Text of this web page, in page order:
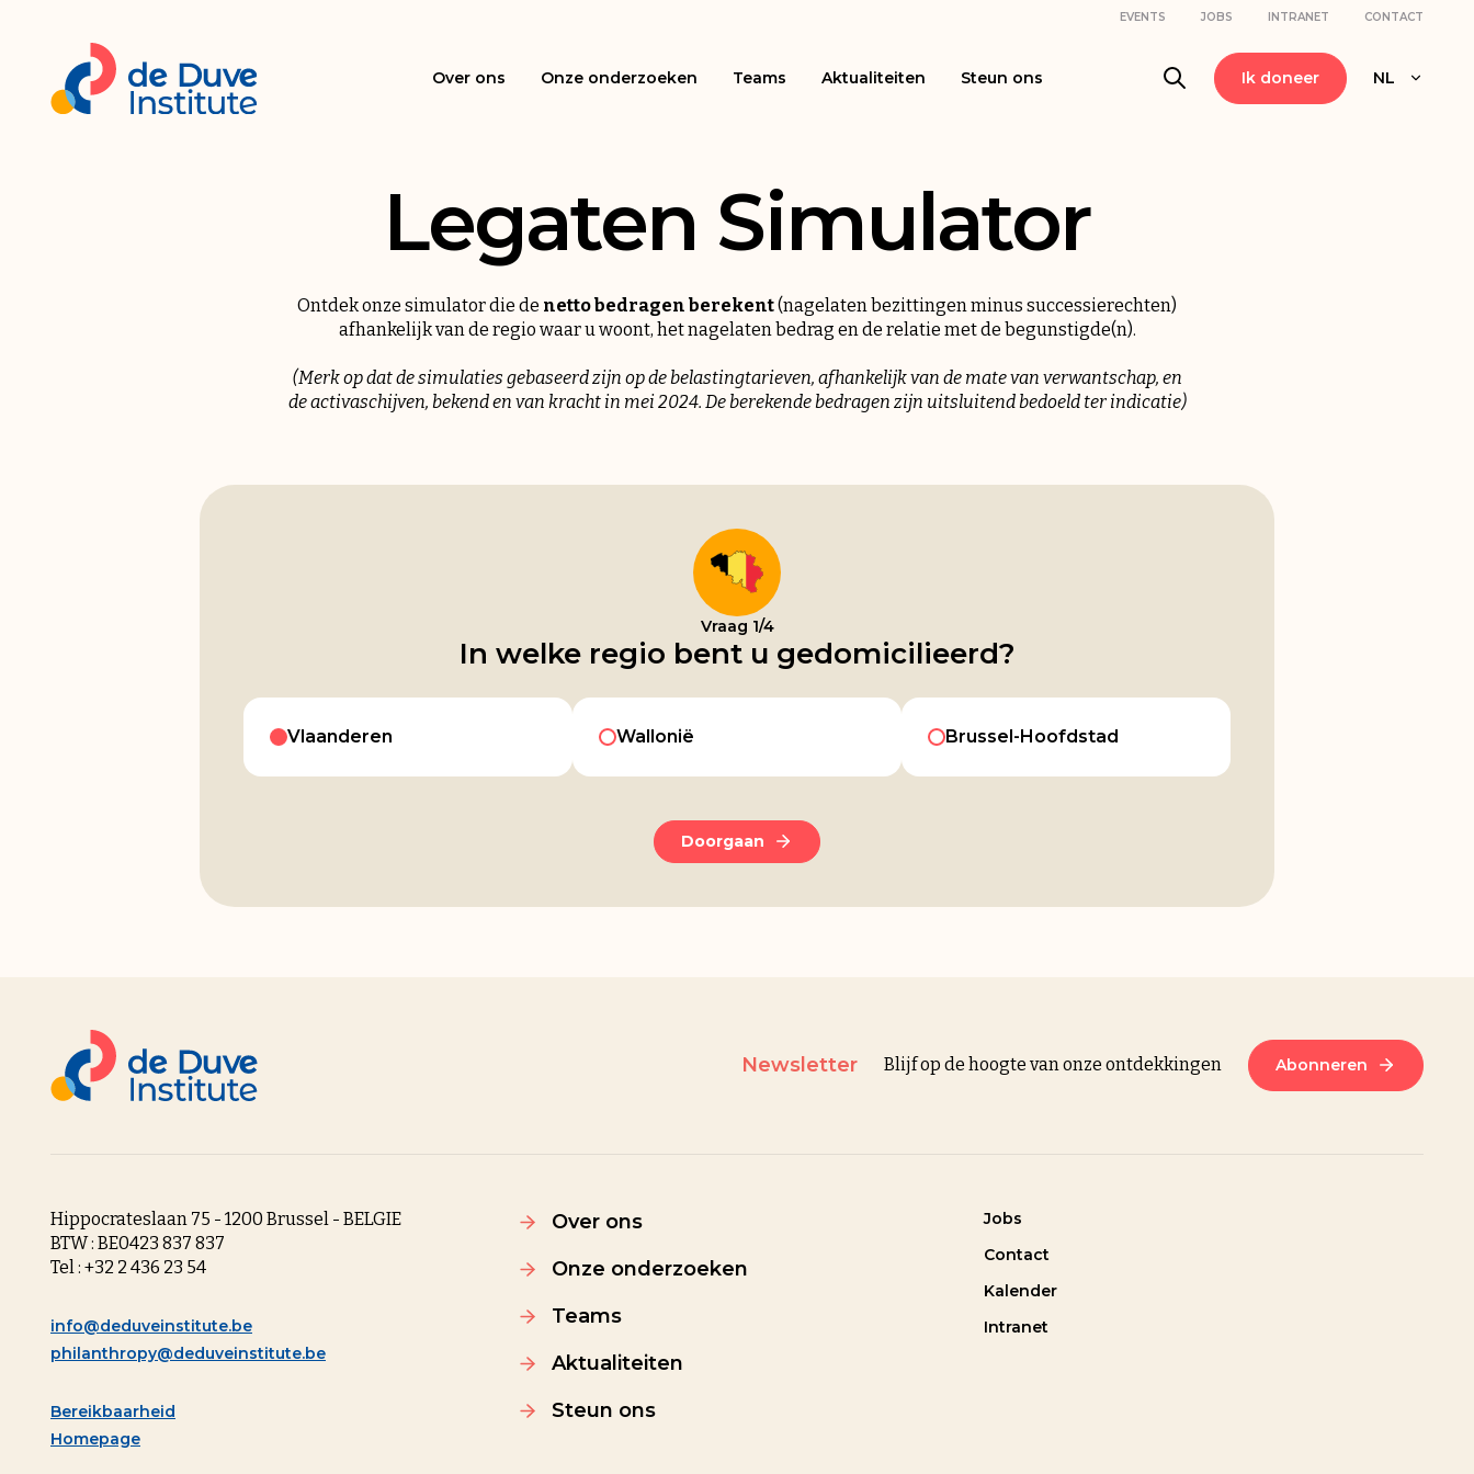
EVENTS JOBS INTRANET CONTACT
Over ons Onze onderzoeken Teams Aktualiteiten Steun ons Ik doneer NL
Legaten Simulator
Ontdek onze simulator die de netto bedragen berekent(nagelaten bezittingen minus successierechten)
afhankelijk van de regio waar u woont, het nagelaten bedrag en de relatie met de begunstigde(n).
(Merk op dat de simulaties gebaseerd zijn op de belastingtarieven, afhankelijk van de mate van verwantschap, en
de activaschijven, bekend en van kracht in mei 2024. De berekende bedragen zijn uitsluitend bedoeld ter indicatie)
Vraag 1/4
In welke regio bent u gedomicilieerd?
Vlaanderen Wallonië Brussel-Hoofdstad
Doorgaan
Newsletter Blijf op de hoogte van onze ontdekkingen Abonneren
Hippocrateslaan 75 - 1200 Brussel - BELGIE
BTW : BE0423 837 837
Tel : +32 2 436 23 54
info@deduveinstitute.be
philanthropy@deduveinstitute.be
Bereikbaarheid
Homepage
Over ons
Onze onderzoeken
Teams
Aktualiteiten
Steun ons
Jobs
Contact
Kalender
Intranet